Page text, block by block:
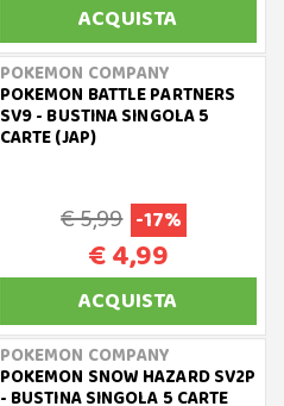
ACQUISTA
POKEMON COMPANY
POKEMON BATTLE PARTNERS
SV9 - BUSTINA SINGOLA 5
CARTE (JAP)
€ 5,99 -17%
€ 4,99
ACQUISTA
POKEMON COMPANY
POKEMON SNOW HAZARD SV2P
- BUSTINA SINGOLA 5 CARTE